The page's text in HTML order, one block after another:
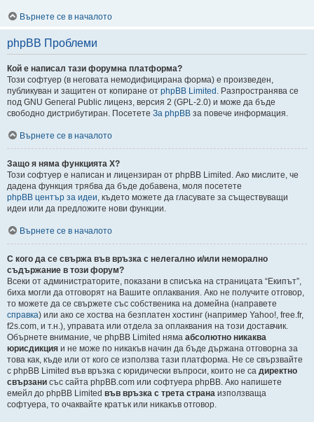
Върнете се в началото
phpBB Проблеми
Кой е написал тази форумна платформа?
Този софтуер (в неговата немодифицирана форма) е произведен,
публикуван и защитен от копиране от phpBB Limited . Разпространява се
под GNU General Public лиценз, версия 2 (GPL-2.0) и може да бъде
свободно дистрибутиран. Посетете За phpBB за повече информация.
Върнете се в началото
Защо я няма функцията X?
Този софтуер е написан и лицензиран от phpBB Limited. Ако мислите, че
дадена функция трябва да бъде добавена, моля посетете
phpBB център за идеи, където можете да гласувате за съществуващи
идеи или да предложите нови функции.
Върнете се в началото
С кого да се свържа във връзка с нелегално и/или неморално
съдържание в този форум?
Всеки от администраторите, показани в списъка на страницата “Екипът”,
биха могли да отговорят на Вашите оплаквания. Ако не получите отговор,
то можете да се свържете със собственика на домейна (направете
справка) или ако се хоства на безплатен хостинг (например Yahoo!, free.fr,
f2s.com, и т.н.), управата или отдела за оплаквания на този доставчик.
Обърнете внимание, че phpBB Limited няма абсолютно никаква
юрисдикция и не може по никакъв начин да бъде държана отговорна за
това как, къде или от кого се използва тази платформа. Не се свързвайте
с phpBB Limited във връзка с юридически въпроси, които не са директно
свързани със сайта phpBB.com или софтуера phpBB. Ако напишете
емейл до phpBB Limited във връзка с трета страна използваща
софтуера, то очаквайте кратък или никакъв отговор.